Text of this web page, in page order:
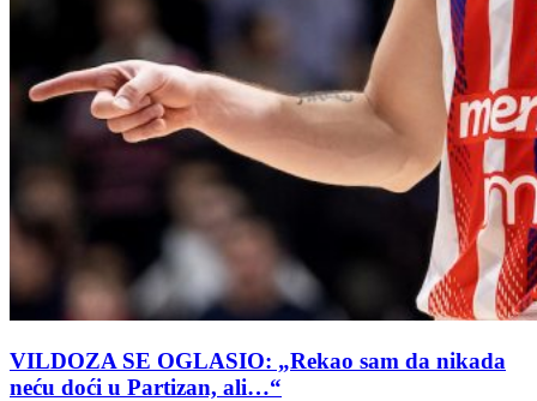
VILDOZA SE OGLASIO: „Rekao sam da nikada
neću doći u Partizan, ali…“